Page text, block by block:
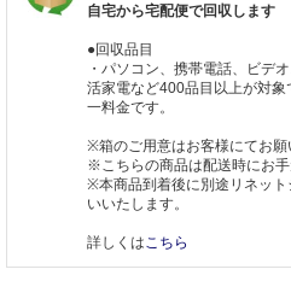
自宅から宅配便で回収します
●回収品目
・パソコン、携帯電話、ビデ
活家電など400品目以上が対
一料金です。
※箱のご用意はお客様にてお願
※こちらの商品は配送時にお手
※本商品到着後に別途リネッ
いいたします。
詳しくは こちら